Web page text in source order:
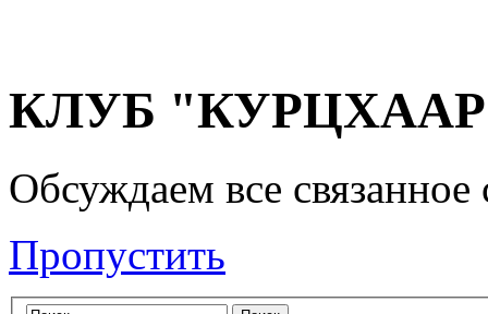
КЛУБ "КУРЦХААР"
Обсуждаем все
Пропустить